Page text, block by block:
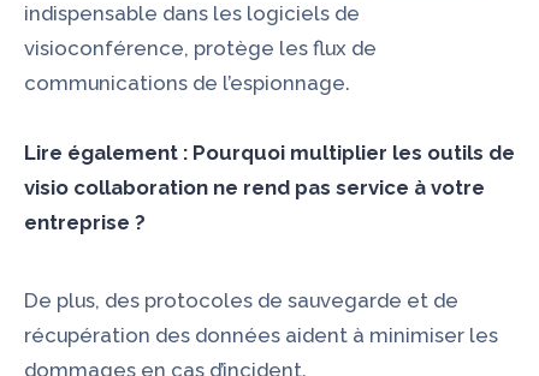
indispensable dans les logiciels de
visioconférence, protège les flux de
communications de l’espionnage.
Lire également : Pourquoi multiplier les outils de
visio collaboration ne rend pas service à votre
entreprise ?
De plus, des protocoles de sauvegarde et de
récupération des données aident à minimiser les
dommages en cas d’incident.